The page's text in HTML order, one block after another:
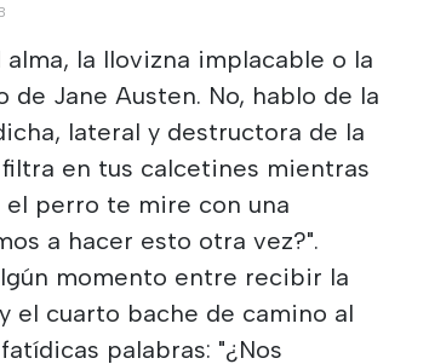
la llovizna implacable o la
Jane Austen. No, hablo de la
lateral y destructora de la
en tus calcetines mientras
el perro te mire con una
a hacer esto otra vez?".
momento entre recibir la
el cuarto bache de camino al
palabras: "¿Nos